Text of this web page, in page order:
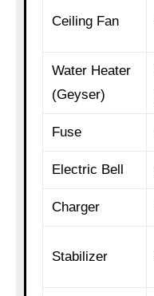
Ceiling Fan
Water Heater
(Geyser)
Fuse
Electric Bell
Charger
Stabilizer